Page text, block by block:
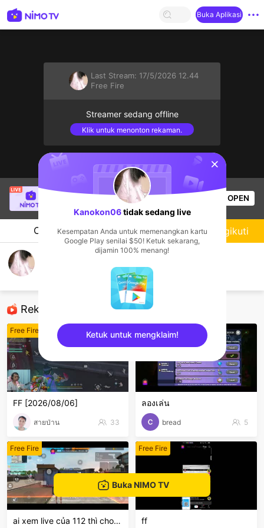
Buka Aplikasi
Last Stream: 17/5/2026 12.44
Free Fire
Streamer sedang offline
Klik untuk menonton rekaman.
ENE.K2Fsedang siaran langsung!
Penonton OPEN
Chat Streamer
เดะร้องเพลงให้ฟัง
Rekomendasi
Free Fire
FF [2026/08/06]
สายป่าน 33
Free Fire
ลองเล่น
bread 5
Free Fire
ai xem live của 112 thì cho 112 1 follow với nha
Free Fire
ff
Mengikuti
Buka NIMO TV
sentinelStart
Kanokon06tidak sedang live
Kesempatan Anda untuk memenangkan kartu
Google Play senilai $50! Ketuk sekarang,
dijamin 100% menang!
Ketuk untuk mengklaim!
sentinelEnd